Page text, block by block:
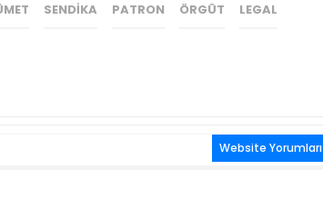
SENDIKA PATRON ÖRGÜT LEGAL
Website Yorumları